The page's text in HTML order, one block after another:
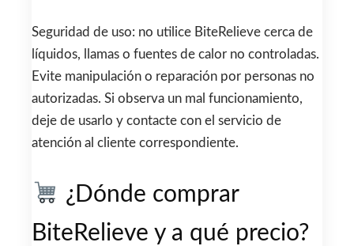
Seguridad de uso: no utilice BiteRelieve cerca de
líquidos, llamas o fuentes de calor no controladas.
Evite manipulación o reparación por personas no
autorizadas. Si observa un mal funcionamiento,
deje de usarlo y contacte con el servicio de
atención al cliente correspondiente.
¿Dónde comprar
BiteRelieve y a qué precio?